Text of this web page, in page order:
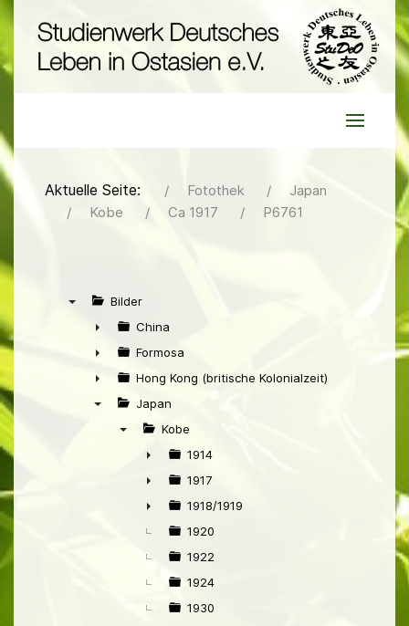
Aktuelle Seite: Fotothek
Japan
Kobe
Ca 1917 P6761
Bilder
►
China
►
Formosa
►
Hong Kong (britische Kolonialzeit)
Japan
Kobe
►
1914
►
1917
►
1918/1919
1920
1922
1924
1930